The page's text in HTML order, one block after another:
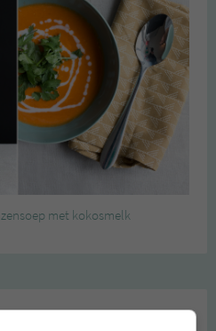
met kokosmelk